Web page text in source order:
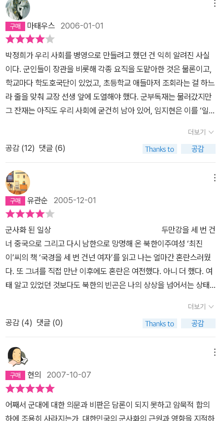
마태우스 2006-01-01
박정희가 우리 사회를 병영으로 만들려고 했던 건 익히 알려진 사실
이다. 군인들이 장관을 비롯해 각종 요직을 도맡아한 것은 물론이고,
학교마다 학도호국단이 있었고, 초등학교 애들마저 조회라는 걸 하느
라 줄을 맞춰 교장 선생 앞에 도열해야 했다. 군부독재는 물러갔지만
그 잔재는 아직도 우리 사회에 굳건히 남아 있어, 임지현은 이를 ‘일상
민국은 군대다>는 우리가 익히 아는 바를 좀 더 세련된 문장으로 표
현한 것이 아닐까? 어느 정도는 사실이다. 군사독재와 싸우는 과정에
서 학생운동 역시 군사화 되었으며, 그 과정에서 여성은 철저히 배제
되었다는 건 다들 아는 사실이다. 하지만 대개의 훌륭한 저작들이 그
렇듯이 이 책은 거기서 그치는 게 아니라 깊고도 넓은 사유를 통해 읽
는 이를 성찰의 세계로 이끈다. 학위논문을 중심으로 쓴 책이라 지루
할 수도 있겠지만, 중간중간 나오는 인터뷰 사례들이 그 결점을 보완
해 주며, 징병제에 대한 저자의 고찰은 많은 것을 느끼게 해줬다. 특히
나 인상적이었던 것은 군대 내 성폭력에 관한 글이었다. 대학 2학년
때, 전방에 입소해 일주일간 있었던 적이 있다. 그때 난 나를 탐욕스러
운 눈으로 보는 몇몇 군인들의 시선에 겁을 먹었었다. 그게 내 착각만
은 아닌 것이 그들 중 일부는 성적인 접촉을 시도하기까지 했다는 점
에서 알 수 있는데, 2004년 인권위 조사에 의하면 15%의 남성이 군
복무 중 성폭력 피해를 입었단다. 공공연한 비밀임에도 그게 여론화
것은 남성임을 부정하는 것과 동일하게 여겨지기 때문이다.” 다시 말
해서 “피해자로서의 자신을 바라보고 알리는 것은 치명적인 남성성
의 훼손으로 여겨진다.” 성폭력을 자행하는 사람 모두가 게이인 것은
아니다. 아니, 사실 게이는 거의 없다. 남성들만의 공간이라는 특수한
상황이 그들을 그렇게 만든 것일 뿐. 게다가 성폭력은 “훈육과 위계질
서 확립의 수단으로 이용되”고 있다. 가해자들은 뭐라고 할까? “성폭
더보기
공감 (12) 댓글 (6)
유관순 2005-12-01
군사화 된 일상 두만강을 세 번 건
너 중국으로 그리고 다시 남한으로 망명해 온 북한이주여성 ‘최진
이’씨의 책 ‘국경을 세 번 건넌 여자’를 읽고 나는 얼마간 혼란스러웠
다. 또 그녀를 직접 만난 이후에도 혼란은 여전했다. 아니 더 했다. 여
태 알고 있었던 것보다도 북한의 빈곤은 나의 상상을 넘어서는 상태
만들었다. 통일에 관해 어떤 물음을 만들어나가야 할지 난감 그 자체
였다. 그동안 미국의 북한인권개입에 대해 거칠게 비판하였는데, 이
제는 북한의 인권상황에 대해 우리가 말할 차례이다. 그럼에도 침묵
하고 있는 지금의 우리 상황이 갈등으로 와 닿았다. 행여나 통일운동
에 악영향을 미칠까 혹은 그동안 쌓아온 북한과의 우호적인 관계들이
사그리 물거품이 될까 하는 생각에 나는 내 눈을 가리고 입을 닫고 만
다. 그런데 이런 나의 고민들이 ‘대한민국은 군대다’에서 총체적으로
흔들리며 충돌하는 게 아닌가. 대의를 위해선 소의를 희생해도 좋
더보기
공감 (4) 댓글 (0)
현의 2007-10-07
어째서 군대에 대한 의문과 비판은 담론이 되지 못하고 암묵적 합의
하에 조용히 사라지는가, 대한민국의 군사화의 근원과 영향을 지적하